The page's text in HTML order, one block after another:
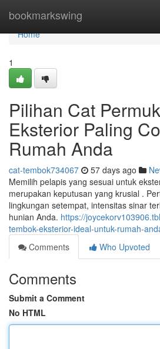
bookmarkswing
Home
Home
1
Pilihan Cat
Eksterior Paling
Rumah Anda
cat-tembok734067 57 days ago
Memilih pelapis yang sesuai untuk
merupakan keputusan yang krusial .
lingkungan setempat, intensitas sinar
hunian Anda. https://
tembok-eksterior-ideal-untuk-rumah-
Comments
Who Upvoted
Comments
Submit a Comment
No HTML